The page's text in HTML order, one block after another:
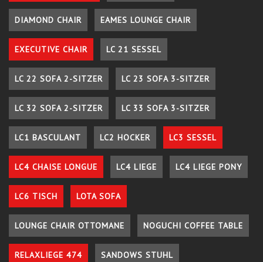
DIAMOND CHAIR EAMES LOUNGE CHAIR
EXECUTIVE CHAIR LC 21 SESSEL
LC 22 SOFA 2-SITZER LC 23 SOFA 3-SITZER
LC 32 SOFA 2-SITZER LC 33 SOFA 3-SITZER
LC1 BASCULANT LC2 HOCKER LC3 SESSEL
LC4 CHAISE LONGUE LC4 LIEGE LC4 LIEGE PONY
LC6 TISCH LOTA SOFA
LOUNGE CHAIR OTTOMANE NOGUCHI COFFEE TABLE
RELAXLIEGE 474 SANDOWS STUHL